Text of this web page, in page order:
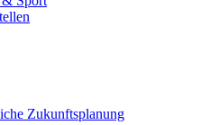
Zukunftsplanung